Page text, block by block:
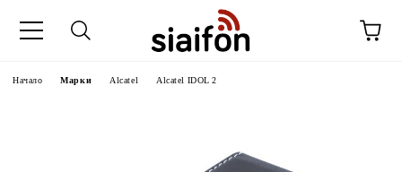
Начало Марки Alcatel Alcatel IDOL 2